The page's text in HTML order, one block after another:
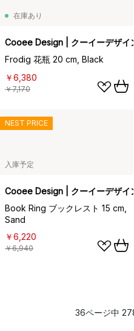
在庫あり
Cooee Design | クーイーデザイン
Frodig 花瓶 20 cm, Black
￥6,380
￥7,170
入庫予定
Cooee Design | クーイーデザイン
Book Ring ブックレスト 15 cm,
Sand
￥6,220
￥6,940
NEST PRICE
36ページ中